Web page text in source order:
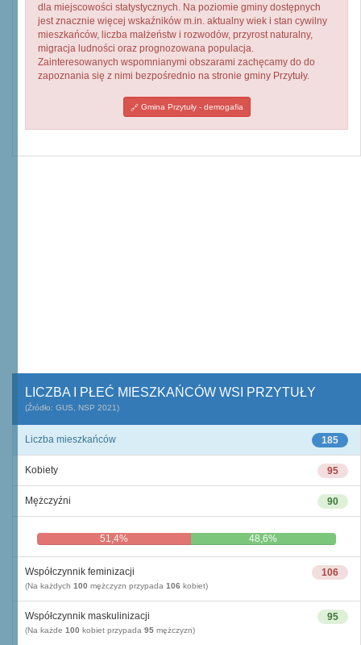
dla miejscowości statystycznych. Na poziomie gminy dostępnych
jest znacznie więcej wskaźników m.in. aktualny wiek i stan cywilny
mieszkańców, liczba małżeństw i rozwodów, przyrost naturalny,
migracja ludności oraz prognozowana populacja.
Zainteresowanych wspomnianymi obszarami zachęcamy do do
zapoznania się z nimi bezpośrednio na stronie gminy Przytuły.
Gmina Przytuły - demogafia
LICZBA I PŁEĆ MIESZKAŃCÓW WSI PRZYTUŁY
(Źródło: GUS, NSP 2021)
185
Liczba mieszkańców
95
Kobiety
90
Mężczyźni
51,4% 48,6%
106
Współczynnik feminizacji
(Na każdych 100 mężczyzn przypada 106 kobiet)
95
Współczynnik maskulinizacji
(Na każde 100 kobiet przypada 95 mężczyzn)